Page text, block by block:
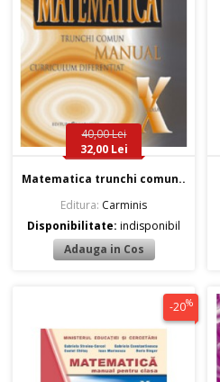
40,00 Lei
32,00 Lei
Matematica trunchi comun..
Editura: Carminis
Disponibilitate:indisponibil
-20%